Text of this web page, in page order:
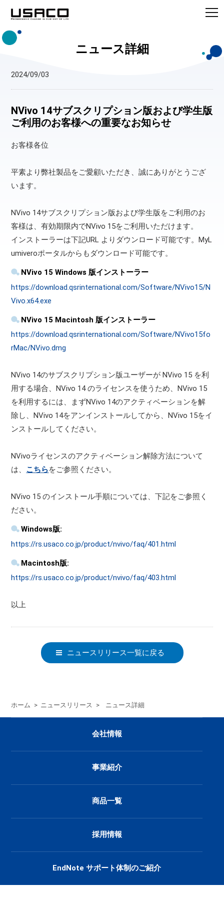
ニュース詳細
2024/09/03
NVivo 14サブスクリプション版および学生版
ご利用のお客様への重要なお知らせ
お客様各位
平素より弊社製品をご愛顧いただき、誠にありがとうござ
います。
NVivo 14サブスクリプション版および学生版をご利用のお
客様は、有効期限内でNVivo 15をご利用いただけます。
インストーラーは下記URL よりダウンロード可能です。MyL
umiveroポータルからもダウンロード可能です。
NVivo 15 Windows 版インストーラー
https://download.qsrinternational.com/Software/NVivo15/N
Vivo.x64.exe
NVivo 15 Macintosh 版インストーラー
https://download.qsrinternational.com/Software/NVivo15fo
rMac/NVivo.dmg
NVivo 14のサブスクリプション版ユーザーが NVivo 15 を利
用する場合、NVivo 14 のライセンスを使うため、NVivo 15
を利用するには、まずNVivo 14のアクティベーションを解
除し、NVivo 14をアンインストールしてから、NVivo 15をイ
ンストールしてください。
NVivoライセンスのアクティベーション解除方法について
は、 こちらをご参照ください。
NVivo 15 のインストール手順については、下記をご参照く
ださい。
Windows版:
https://rs.usaco.co.jp/product/nvivo/faq/401.html
Macintosh版:
https://rs.usaco.co.jp/product/nvivo/faq/403.html
以上
ニュースリリース一覧に戻る
ホーム > ニュースリリース > ニュース詳細
会社情報
事業紹介
商品一覧
採用情報
EndNote サポート体制のご紹介